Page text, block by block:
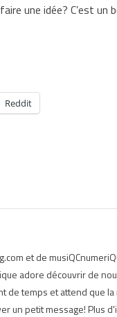
une idée? C’est un
Reddit
et de
adore découvrir de
de temps et attend que
un petit message! Plus